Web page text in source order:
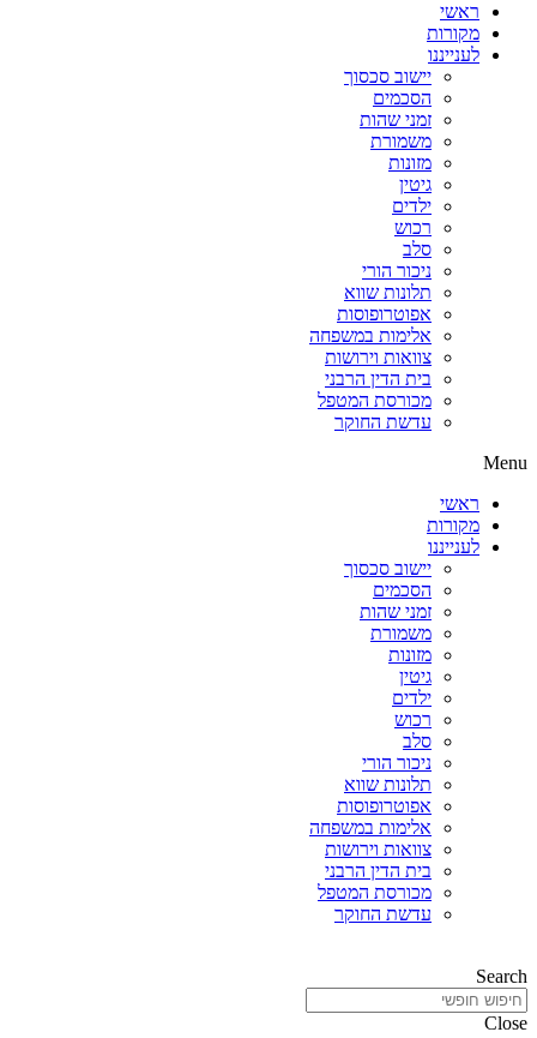
ראשי
מקורות
לענייננו
יישוב סכסוך
הסכמים
זמני שהות
משמורת
מזונות
גיטין
ילדים
רכוש
סלב
ניכור הורי
תלונות שווא
אפוטרופוסות
אלימות במשפחה
צוואות וירושות
בית הדין הרבני
מכורסת המטפל
עדשת החוקר
Menu
ראשי
מקורות
לענייננו
יישוב סכסוך
הסכמים
זמני שהות
משמורת
מזונות
גיטין
ילדים
רכוש
סלב
ניכור הורי
תלונות שווא
אפוטרופוסות
אלימות במשפחה
צוואות וירושות
בית הדין הרבני
מכורסת המטפל
עדשת החוקר
Search
Close